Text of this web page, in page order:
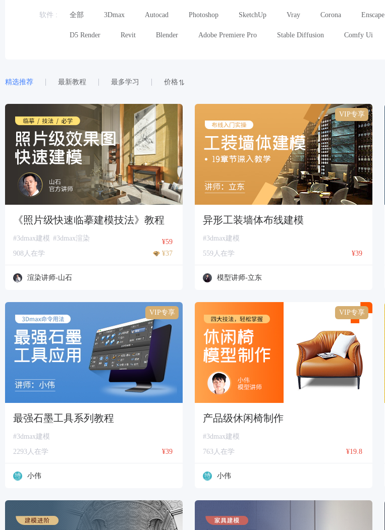
软件 全部 3Dmax Autocad Photoshop SketchUp Vray Corona Enscape
D5 Render Revit Blender Adobe Premiere Pro Stable Diffusion Comfy Ui
精选推荐 最新教程 最多学习 价格
《照片级快速临摹建模技法》教程
#3dmax建模 #3dmax渲染
908人在学
¥59
¥37
渲染讲师-山石
VIP专享
异形工装墙体布线建模
#3dmax建模
559人在学
¥39
模型讲师-立东
VIP专享
最强石墨工具系列教程
#3dmax建模
2293人在学
¥39
小伟
VIP专享
产品级休闲椅制作
#3dmax建模
763人在学
¥19.8
小伟